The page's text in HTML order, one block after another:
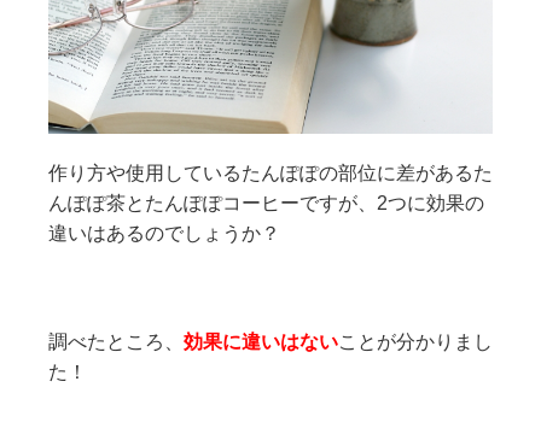
作り方や使用しているたんぽぽの部位に差があるた
んぽぽ茶とたんぽぽコーヒーですが、2つに効果の
違いはあるのでしょうか？
調べたところ、 効果に違いはないことが分かりまし
た！